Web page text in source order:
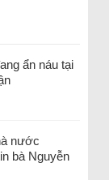
ẩn náu tại
nước
bà Nguyễn